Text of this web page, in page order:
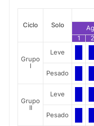
Ciclo Solo
1
2
Grupo
I
Leve
Pesado
Grupo
II
Leve
Pesado